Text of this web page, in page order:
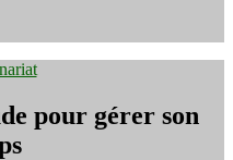
pour gérer son